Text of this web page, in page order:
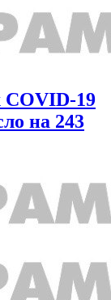
COVID-19
на 243